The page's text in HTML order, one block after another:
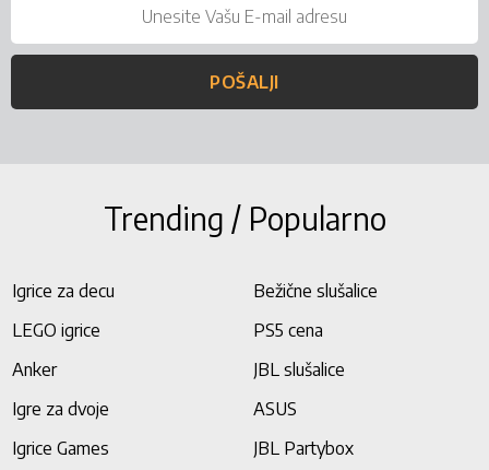
POŠALJI
Trending / Popularno
Igrice za decu
Bežične slušalice
LEGO igrice
PS5 cena
Anker
JBL slušalice
Igre za dvoje
ASUS
Igrice Games
JBL Partybox